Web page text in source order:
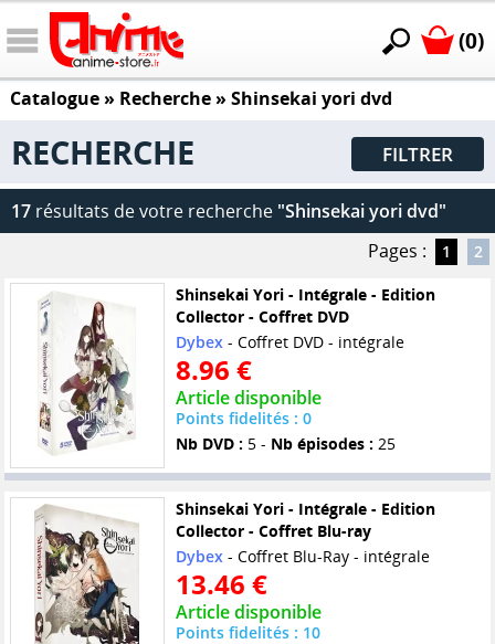
(0)
Catalogue» Recherche » Shinsekai yori dvd
RECHERCHE FILTRER
17 résultats de votre recherche "Shinsekai yori dvd"
Pages :
1 2
Shinsekai Yori - Intégrale - Edition
Collector - Coffret DVD
Dybex- Coffret DVD - intégrale
8.96 €
Article disponible
Points fidelités : 0
Nb DVD : 5 - Nb épisodes : 25
Shinsekai Yori - Intégrale - Edition
Collector - Coffret Blu-ray
Dybex - Coffret Blu-Ray - intégrale
13.46 €
Article disponible
Points fidelités : 10